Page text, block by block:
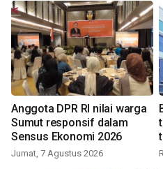
Anggota DPR RI nilai warga
Sumut responsif dalam
Sensus Ekonomi 2026
Jumat, 7 Agustus 2026